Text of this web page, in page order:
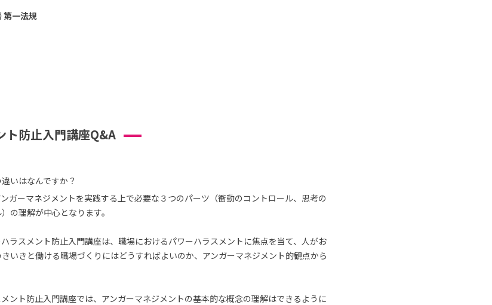
第一法規
ト防止入門講座Q&A
いはなんですか？
ガーマネジメントを実践する上で必要な３つのパーツ（衝動のコントロール、思考の
の理解が中心となります。
ラスメント防止入門講座は、職場におけるパワーハラスメントに焦点を当て、人がお
いきと働ける職場づくりにはどうすればよいのか、アンガーマネジメント的観点から
ント防止入門講座では、アンガーマネジメントの基本的な概念の理解はできるように